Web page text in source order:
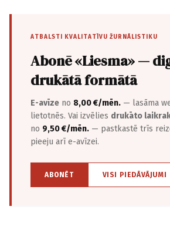
ATBALSTI KVALITATĪVU ŽURNĀLISTIKU
Abonē «Liesma» —
drukātā formātā
E-avīze no 8,00 €/mēn. — lasāma
lietotnēs. Vai izvēlies drukāto
no 9,50 €/mēn. — pastkastē trīs
pieeju arī e-avīzei.
ABONĒT VISI PIEDĀVĀJUMI